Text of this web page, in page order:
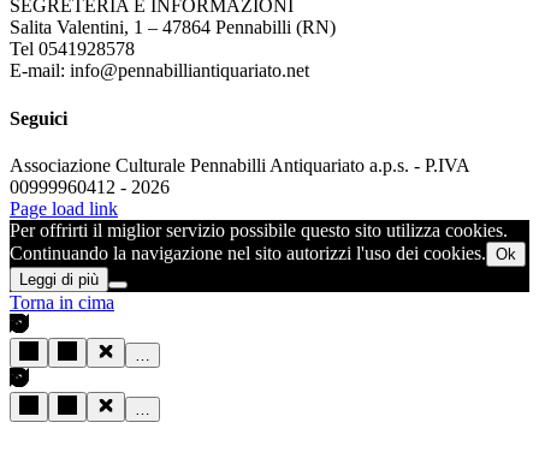
SEGRETERIA E INFORMAZIONI
Salita Valentini, 1 – 47864 Pennabilli (RN)
Tel 0541928578
E-mail: info@pennabilliantiquariato.net
Seguici
Associazione Culturale Pennabilli Antiquariato a.p.s. - P.IVA
00999960412 - 2026
Page load link
Per offrirti il miglior servizio possibile questo sito utilizza cookies.
Continuando la navigazione nel sito autorizzi l'uso dei cookies. Ok
Leggi di più
Torna in cima